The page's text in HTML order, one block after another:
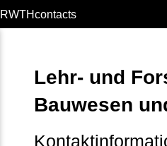
RWTHcontacts
Lehr- und
Bauwesen